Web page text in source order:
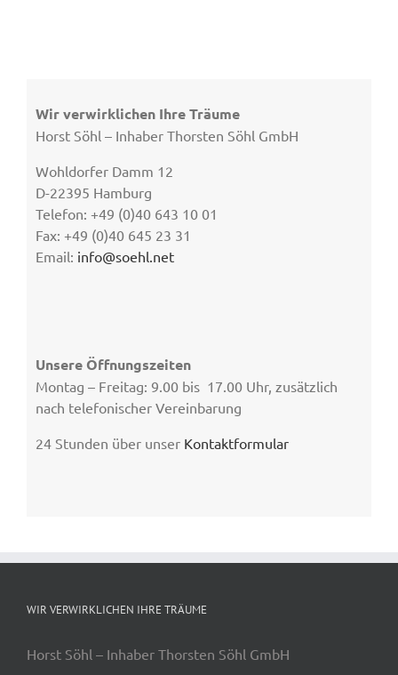
Wir verwirklichen Ihre Träume
Horst Söhl – Inhaber Thorsten Söhl GmbH
Wohldorfer Damm 12
D-22395 Hamburg
Telefon: +49 (0)40 643 10 01
Fax: +49 (0)40 645 23 31
Email: info@soehl.net
Unsere Öffnungszeiten
Montag – Freitag: 9.00 bis 17.00 Uhr, zusätzlich
nach telefonischer Vereinbarung
24 Stunden über unser Kontaktformular
WIR VERWIRKLICHEN IHRE TRÄUME
Horst Söhl – Inhaber Thorsten Söhl GmbH